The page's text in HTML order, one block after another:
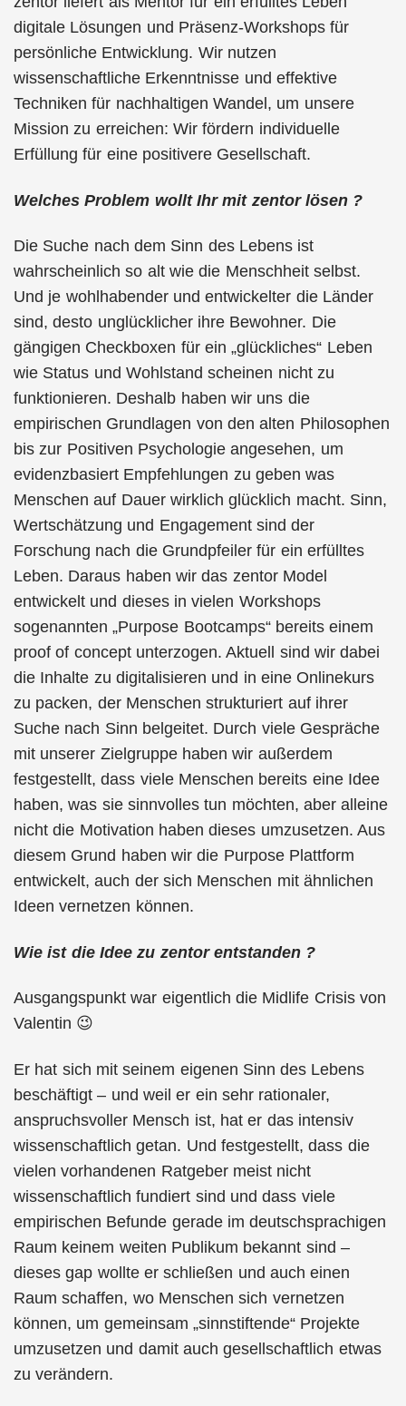
digitale Lösungen und Präsenz-Workshops für
persönliche Entwicklung. Wir nutzen
wissenschaftliche Erkenntnisse und effektive
Techniken für nachhaltigen Wandel, um unsere
Mission zu erreichen: Wir fördern individuelle
Erfüllung für eine positivere Gesellschaft.
Welches Problem wollt Ihr mit zentor lösen ?
Die Suche nach dem Sinn des Lebens ist
wahrscheinlich so alt wie die Menschheit selbst.
Und je wohlhabender und entwickelter die Länder
sind, desto unglücklicher ihre Bewohner. Die
gängigen Checkboxen für ein „glückliches“ Leben
wie Status und Wohlstand scheinen nicht zu
funktionieren. Deshalb haben wir uns die
empirischen Grundlagen von den alten Philosophen
bis zur Positiven Psychologie angesehen, um
evidenzbasiert Empfehlungen zu geben was
Menschen auf Dauer wirklich glücklich macht. Sinn,
Wertschätzung und Engagement sind der
Forschung nach die Grundpfeiler für ein erfülltes
Leben. Daraus haben wir das zentor Model
entwickelt und dieses in vielen Workshops
sogenannten „Purpose Bootcamps“ bereits einem
proof of concept unterzogen. Aktuell sind wir dabei
die Inhalte zu digitalisieren und in eine Onlinekurs
zu packen, der Menschen strukturiert auf ihrer
Suche nach Sinn belgeitet. Durch viele Gespräche
mit unserer Zielgruppe haben wir außerdem
festgestellt, dass viele Menschen bereits eine Idee
haben, was sie sinnvolles tun möchten, aber alleine
nicht die Motivation haben dieses umzusetzen. Aus
diesem Grund haben wir die Purpose Plattform
entwickelt, auch der sich Menschen mit ähnlichen
Ideen vernetzen können.
Wie ist die Idee zu zentor entstanden ?
Ausgangspunkt war eigentlich die Midlife Crisis von
Valentin 😉
Er hat sich mit seinem eigenen Sinn des Lebens
beschäftigt – und weil er ein sehr rationaler,
anspruchsvoller Mensch ist, hat er das intensiv
wissenschaftlich getan. Und festgestellt, dass die
vielen vorhandenen Ratgeber meist nicht
wissenschaftlich fundiert sind und dass viele
empirischen Befunde gerade im deutschsprachigen
Raum keinem weiten Publikum bekannt sind –
dieses gap wollte er schließen und auch einen
Raum schaffen, wo Menschen sich vernetzen
können, um gemeinsam „sinnstiftende“ Projekte
umzusetzen und damit auch gesellschaftlich etwas
zu verändern.